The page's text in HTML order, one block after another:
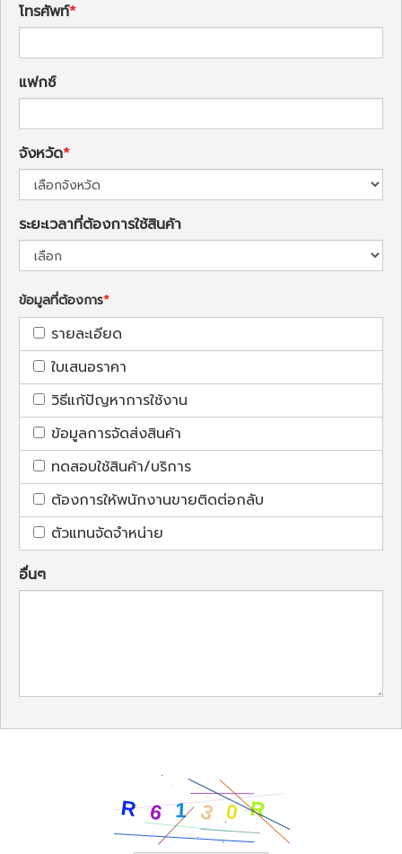
โทรศัพท์
แฟกซ์
จังหวัด
ระยะเวลาที่ต้องการใช้สินค้า
ข้อมูลที่ต้องการ
รายละเอียด
ใบเสนอราคา
วิธีแก้ปัญหาการใช้งาน
ข้อมูลการจัดส่งสินค้า
ทดสอบใช้สินค้า/บริการ
ต้องการให้พนักงานขายติดต่อกลับ
ตัวแทนจัดจำหน่าย
อื่นๆ